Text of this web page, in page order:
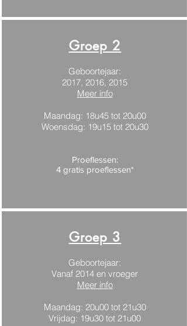
Groep 2
Geboortejaar:
2017, 2016, 2015
Meer info
Maandag: 18u45 tot 20u00
Woensdag: 19u15 tot 20u30
Proeflessen:
4 gratis proeflessen*
Groep 3
Geboortejaar:
Vanaf 2014 en vroeger
Meer info
Maandag: 20u00 tot 21u30
Vrijdag: 19u30 tot 21u00